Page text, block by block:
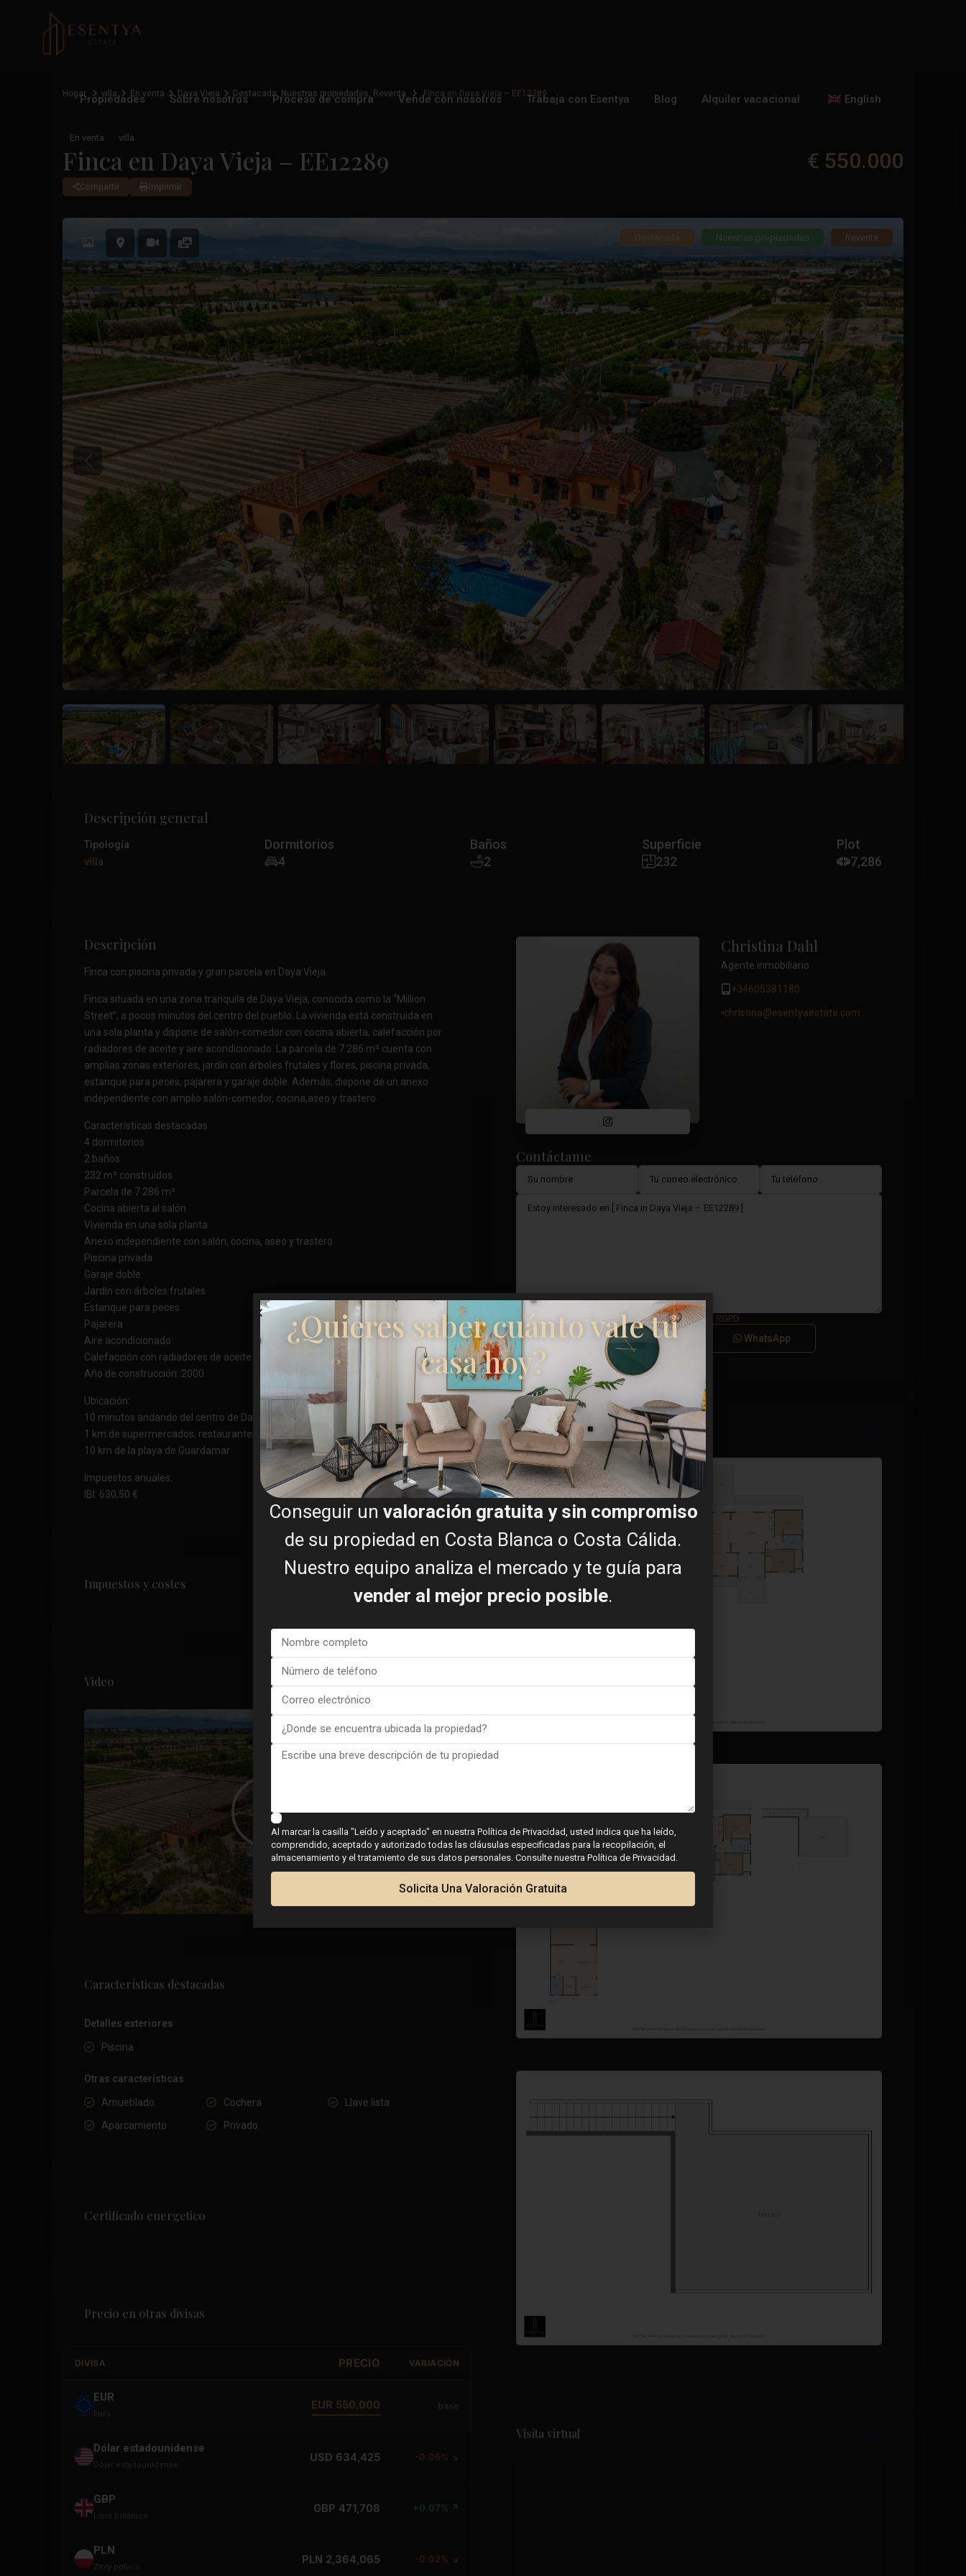
Propiedades Sobre nosotros Proceso de compra Vende con nosotros Trabaja con Esentya Blog Alquiler vacacional English
Hogar villa En venta Daya Vieja Destacada, Nuestras propiedades, Reventa Finca en Daya Vieja – EE12289
En venta villa
Finca en Daya Vieja – EE12289 € 550.000
Compartir Imprimir
Destacada Nuestras propiedades Reventa
Anterior Anterior
Descripción general
Tipología
villa
Dormitorios
4
Baños
2
Superficie
232
Plot
7,286
Descripción
Finca con piscina privada y gran parcela en Daya Vieja.
Finca situada en una zona tranquila de Daya Vieja, conocida como la “Million
Street”, a pocos minutos del centro del pueblo. La vivienda está construida en
una sola planta y dispone de salón-comedor con cocina abierta, calefacción por
radiadores de aceite y aire acondicionado. La parcela de 7.286 m² cuenta con
amplias zonas exteriores, jardín con árboles frutales y flores, piscina privada,
estanque para peces, pajarera y garaje doble. Además, dispone de un anexo
independiente con amplio salón-comedor, cocina,aseo y trastero.
Características destacadas
4 dormitorios
2 baños
232 m² construidos
Parcela de 7.286 m²
Cocina abierta al salón
Vivienda en una sola planta
Anexo independiente con salón, cocina, aseo y trastero
Piscina privada
Garaje doble
Jardín con árboles frutales
Estanque para peces
Pajarera
Aire acondicionado
Calefacción con radiadores de aceite instalados en 2019
Año de construcción: 2000
Ubicación:
10 minutos andando del centro de Daya Vieja
1 km de supermercados, restaurantes y bares
10 km de la playa de Guardamar
Impuestos anuales:
IBI: 630,50 €
Impuestos y costes
Video
Características destacadas
Detalles exteriores
Piscina
Otras características
Amueblado Cochera
Llave lista
Aparcamiento
Privado
Certificado energetico
Precio en otras divisas
DIVISA PRECIO VARIACIÓN
EUR
Euro
EUR 550,000 base
Dólar estadounidense
Dólar estadounidense
USD 634,425 -0.06% ↘
GBP
Libra británica
GBP 471,708 +0.07% ↗
PLN
Zloty polaco
PLN 2,364,065 -0.02% ↘
Christina Dahl
Agente inmobiliario
+34605381180
christina@esentyaestate.com
Contáctame
Doy mi consentimiento para elTérminos del RGPD
Llamar WhatsApp
Planos de planta
Visita virtual
¿Quieres saber cuánto vale tu
casa hoy?
Conseguir un valoración gratuita y sin compromiso
de su propiedad en Costa Blanca o Costa Cálida.
Nuestro equipo analiza el mercado y te guía para
vender al mejor precio posible.
Al marcar la casilla "Leído y aceptado" en nuestra Política de Privacidad, usted indica que ha leído,
comprendido, aceptado y autorizado todas las cláusulas especificadas para la recopilación, el
almacenamiento y el tratamiento de sus datos personales. Consulte nuestra Política de Privacidad.
Solicita Una Valoración Gratuita